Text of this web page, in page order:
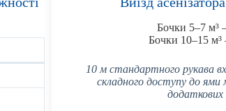
Бочки 5–7 м³
Бочки 10–15 м³
10 м стандартного рукава
складного доступу до
додаткових